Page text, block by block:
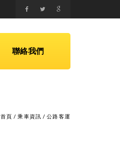
聯絡我們
首頁 /乘車資訊 /公路客運